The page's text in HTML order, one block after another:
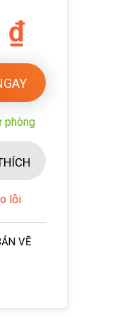
₫
phòng
lỗi
VẼ